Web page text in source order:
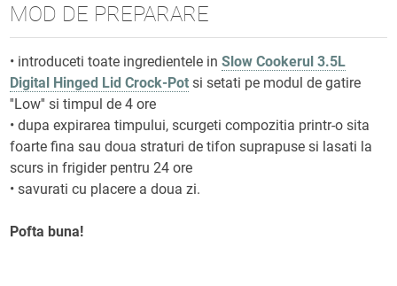
MOD DE PREPARARE
• introduceti toate ingredientele inSlow Cookerul 3.5L
Digital Hinged Lid Crock-Pot si setati pe modul de gatire
''Low'' si timpul de 4 ore
• dupa expirarea timpului, scurgeti compozitia printr-o sita
foarte fina sau doua straturi de tifon suprapuse si lasati la
scurs in frigider pentru 24 ore
• savurati cu placere a doua zi.
Pofta buna!